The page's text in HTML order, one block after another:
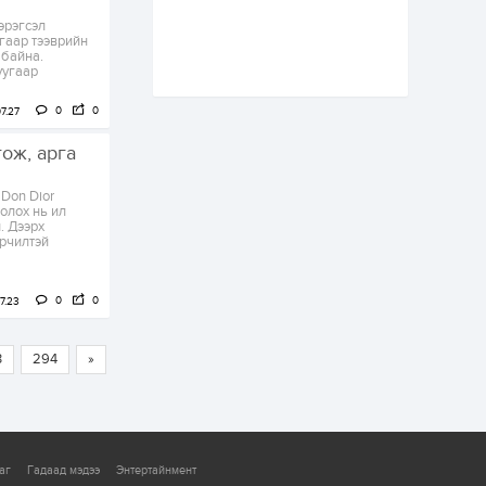
тээврийн
байна.
0 0
арга
Dior
нь ил
Дээрх
0 0
294 »
Гадаад мэдээ Энтертайнмент